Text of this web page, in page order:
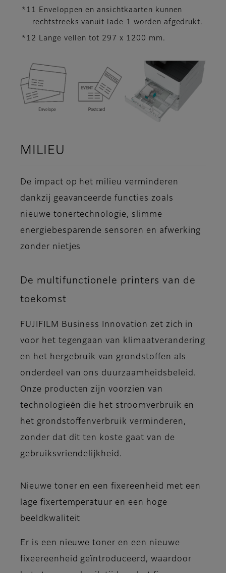
*11 Enveloppen en ansichtkaarten kunnen
rechtstreeks vanuit lade 1 worden afgedrukt.
*12 Lange vellen tot 297 x 1200 mm.
MILIEU
De impact op het milieu verminderen
dankzij geavanceerde functies zoals
nieuwe tonertechnologie, slimme
energiebesparende sensoren en afwerking
zonder nietjes
De multifunctionele printers van de
toekomst
FUJIFILM Business Innovation zet zich in
voor het tegengaan van klimaatverandering
en het hergebruik van grondstoffen als
onderdeel van ons duurzaamheidsbeleid.
Onze producten zijn voorzien van
technologieën die het stroomverbruik en
het grondstoffenverbruik verminderen,
zonder dat dit ten koste gaat van de
gebruiksvriendelijkheid.
Nieuwe toner en een fixereenheid met een
lage fixertemperatuur en een hoge
beeldkwaliteit
Er is een nieuwe toner en een nieuwe
fixeereenheid geïntroduceerd, waardoor